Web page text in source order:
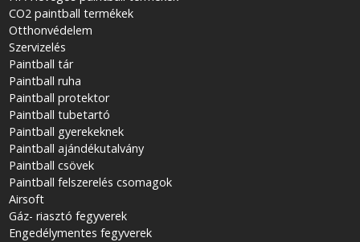
CO2 paintball termékek
Otthonvédelem
Szervizelés
Paintball tár
Paintball ruha
Paintball protektor
Paintball tubetartó
Paintball gyerekeknek
Paintball ajándékutalvány
Paintball csövek
Paintball felszerelés csomagok
Airsoft
Gáz- riasztó fegyverek
Engedélymentes fegyverek